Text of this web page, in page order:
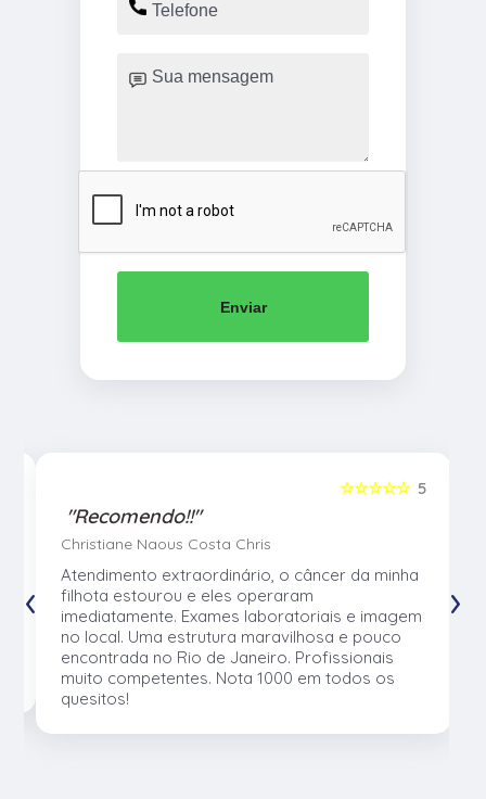
Enviar
5
☆☆☆☆☆
"Recomendo!!"
Christiane Naous Costa Chris
Atendimento extraordinário, o câncer da minha
filhota estourou e eles operaram
imediatamente. Exames laboratoriais e imagem
no local. Uma estrutura maravilhosa e pouco
encontrada no Rio de Janeiro. Profissionais
muito competentes. Nota 1000 em todos os
quesitos!
‹ ›